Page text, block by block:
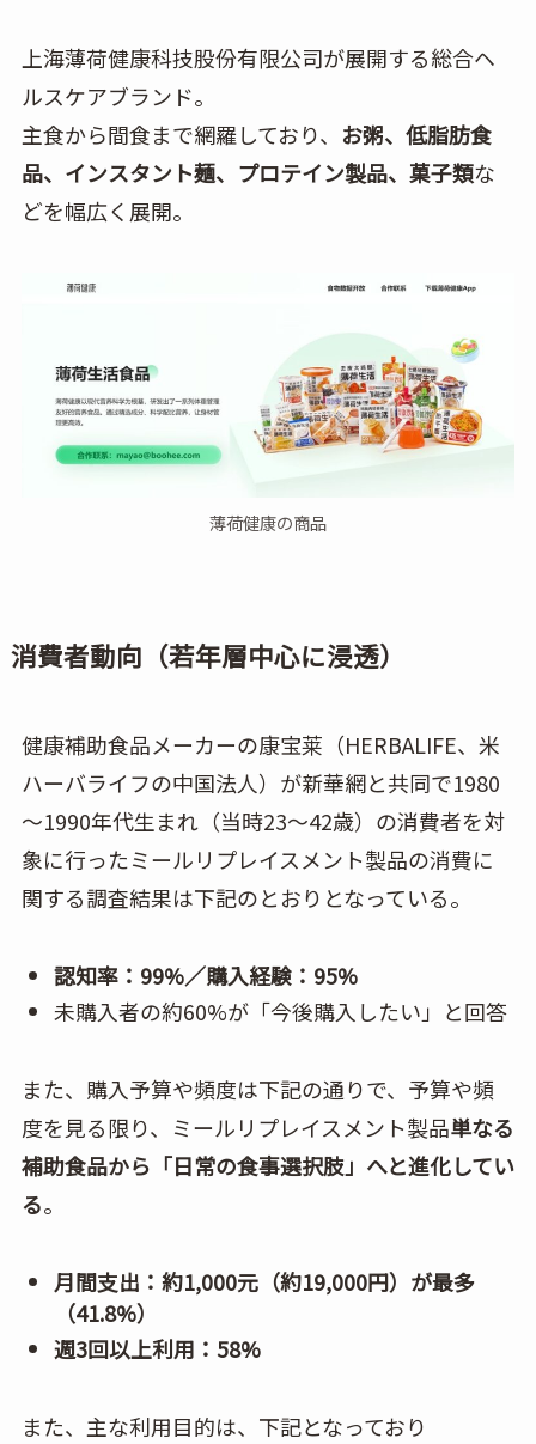
上海薄荷健康科技股份有限公司が展開する総合ヘ
ルスケアブランド。
主食から間食まで網羅しており、 お粥、低脂肪食
品、インスタント麺、プロテイン製品、菓子類な
どを幅広く展開。
薄荷健康の商品
消費者動向（若年層中心に浸透）
健康補助食品メーカーの康宝莱（HERBALIFE、米
ハーバライフの中国法人）が新華網と共同で1980
～1990年代生まれ（当時23～42歳）の消費者を対
象に行ったミールリプレイスメント製品の消費に
関する調査結果は下記のとおりとなっている。
認知率：99%／購入経験：95%
未購入者の約60%が「今後購入したい」と回答
また、購入予算や頻度は下記の通りで、予算や頻
度を見る限り、ミールリプレイスメント製品単なる
補助食品から「日常の食事選択肢」へと進化してい
る。
月間支出：約1,000元（約19,000円）が最多
（41.8%）
週3回以上利用：58%
また、主な利用目的は、下記となっており